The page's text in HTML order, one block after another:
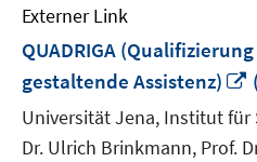
Externer Link
QUADRIGA
gestaltende Assistenz)
Universität Jena, Institut für
Dr. Ulrich Brinkmann, Prof.